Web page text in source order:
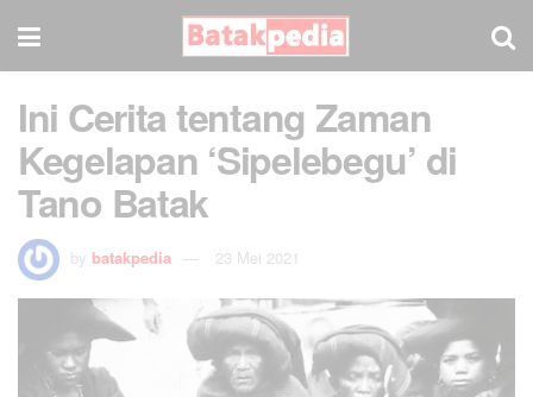
Ini Cerita tentang Zaman
Kegelapan ‘Sipelebegu’ di
Tano Batak
by batakpedia 23 Mei 2021